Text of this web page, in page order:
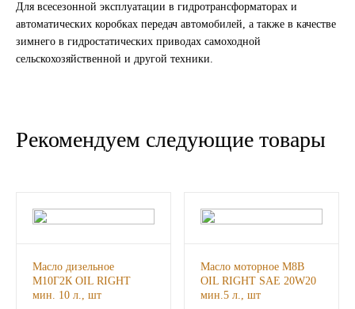
Автозапчасти
ЗИЛ
МАЗ
ГАЗ
Иномарки
Для всесезонной эксплуатации в гидротрансформаторах и
автоматических коробках передач автомобилей, а также в качестве
зимнего в гидростатических приводах самоходной
сельскохозяйственной и другой техники.
Рекомендуем следующие товары
Масло дизельное
М10Г2К OIL RIGHT
мин. 10 л., шт
Масло моторное М8В
OIL RIGHT SAE 20W20
мин.5 л., шт